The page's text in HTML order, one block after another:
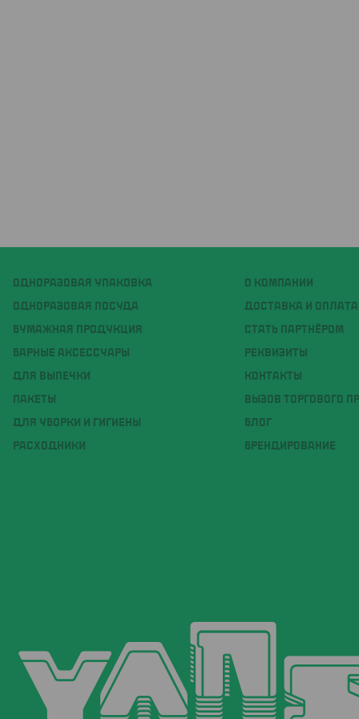
ОДНОРАЗОВАЯ УПАКОВКА
ОДНОРАЗОВАЯ ПОСУДА
БУМАЖНАЯ ПРОДУКЦИЯ
БАРНЫЕ АКСЕССУАРЫ
ДЛЯ ВЫПЕЧКИ
ПАКЕТЫ
ДЛЯ УБОРКИ И ГИГИЕНЫ
РАСХОДНИКИ
О КОМПАНИИ
ДОСТАВКА И ОПЛАТА
СТАТЬ ПАРТНЁРОМ
РЕКВИЗИТЫ
КОНТАКТЫ
ВЫЗОВ ТОРГОВОГО
БЛОГ
БРЕНДИРОВАНИЕ